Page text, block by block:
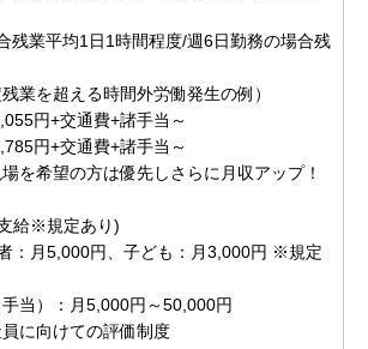
残業平均1日1時間程度/週6日勤務の場合残
業を超える時間外労働発生の例）
円+交通費+諸手当～
円+交通費+諸手当～
を希望の方は優先しさらに月収アップ！
給※規定あり)
：月5,000円、子ども：月3,000円 ※規定
手当）：月5,000円～50,000円
に向けての評価制度